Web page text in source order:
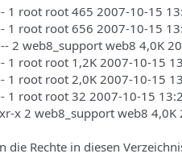
1 root root 465 2007-10-15
1 root root 656 2007-10-15
2 web8_support web8 4,0K
1 root root 1,2K 2007-10-15
1 root root 2,0K 2007-10-15
1 root root 32 2007-10-15
x 2 web8_support web8
die Rechte in diesen